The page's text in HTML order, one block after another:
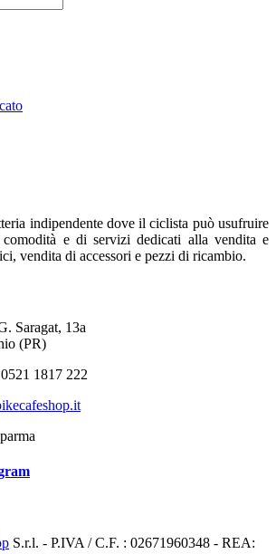
indipendente dove il ciclista può usufruire
e di servizi dedicati alla vendita e
vendita di accessori e pezzi di ricambio.
Saragat, 13a
(PR)
1817 222
S.r.l. - P.IVA / C.F. : 02671960348 - REA: